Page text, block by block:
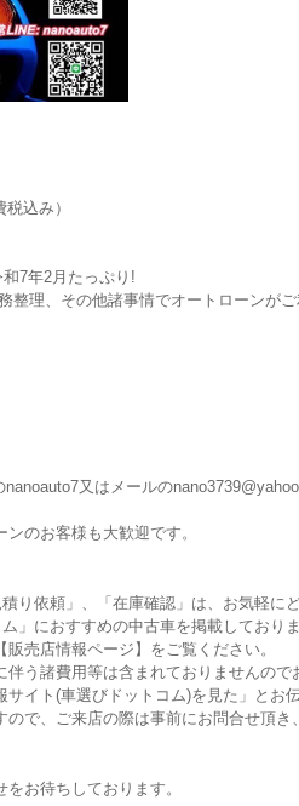
税込み）
7年2月たっぷり!
整理、その他諸事情でオートローンが
又はメールの
のお客様も大歓迎です。
り依頼」、「在庫確認」は、お気軽に
」におすすめの中古車を掲載しておりま
売店情報ページ】をご覧ください。
う諸費用等は含まれておりませんので
イト(車選びドットコム)を見た」とお伝
で、ご来店の際は事前にお問合せ頂き
お待ちしております。